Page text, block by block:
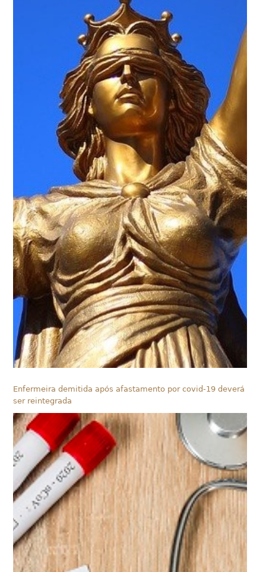
Enfermeira demitida após afastamento por covid-19 deverá
ser reintegrada